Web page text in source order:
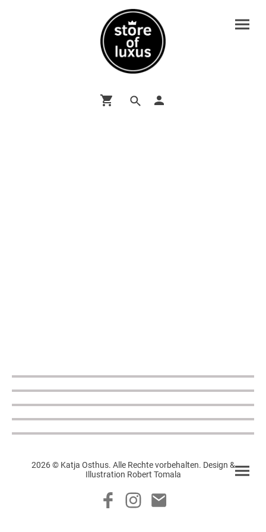
2026 © Katja Osthus. Alle Rechte vorbehalten. Design &
Illustration Robert Tomala